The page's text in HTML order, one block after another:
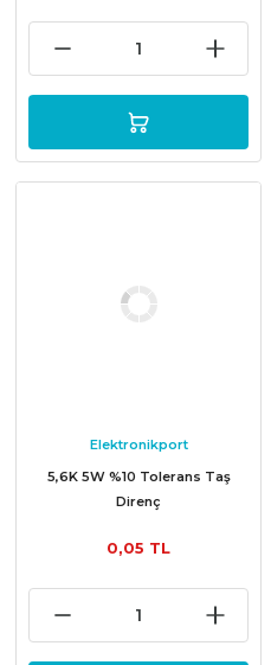
Elektronikport
5,6K 5W %10 Tolerans Taş
Direnç
0,05 TL